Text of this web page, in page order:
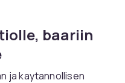
baariin
ja kaytannollisen